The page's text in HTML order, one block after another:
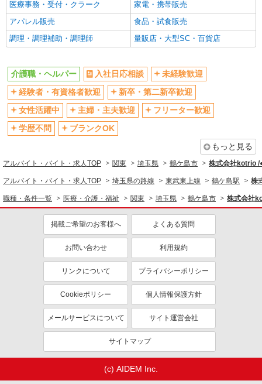
高収入・高額
ボーナス・賞与あり
昇給あり
完全週休2日制
フルタイム歓迎
禁煙・分煙
バイク通勤OK
自転車通勤OK
残業少なめ（月20h未満）
交通費支給
社会保険あり
産休・育休取得実績あり
退職金・財形貯蓄制度あり
医療・介護・福祉
介護職・ヘルパー
同じ特徴から求人を探す
ミドル（40代～）活躍中
ボーナス・賞与あり
車通勤OK
交通費支給
社会保険あり
産休・育休取得実績あり
医療事務・受付・クラーク
家電・携帯販売
アパレル販売
食品・試食販売
調理・調理補助・調理師
量販店・大型SC・百貨店
介護職・ヘルパー 入社日応相談
未経験歓迎
経験者・有資格者歓迎
新卒・第二新卒歓迎
女性活躍中
主婦・主夫歓迎
フリーター歓迎
学歴不問
ブランクOK
もっと見る
アルバイト・バイト・求人TOP 関東 埼玉県 鶴ケ島市 株式会社kotrio /
アルバイト・バイト・求人TOP 埼玉県の路線 東武東上線 鶴ケ島駅 株
職種・条件一覧 医療・介護・福祉 関東 埼玉県 鶴ケ島市 株式会社
掲載ご希望のお客様へ よくある質問
お問い合わせ 利用規約
リンクについて プライバシーポリシー
Cookieポリシー 個人情報保護方針
メールサービスについて サイト運営会社
サイトマップ
(c) AIDEM Inc.